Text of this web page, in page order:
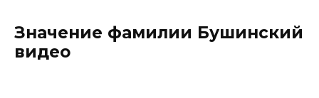
Значение фамилии Бушинский
видео